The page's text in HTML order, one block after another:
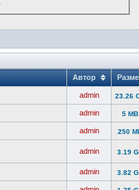
Автор
admin 23.26
admin 5 MB
admin 250
admin 3.19
admin 3.82